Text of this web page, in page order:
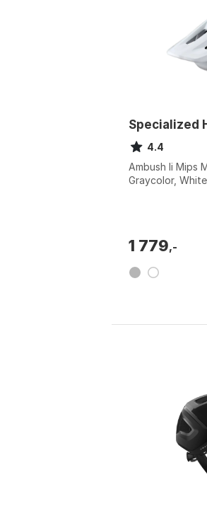
Specialized
4.4
Ambush Ii Mips
Graycolor,
1 779,-